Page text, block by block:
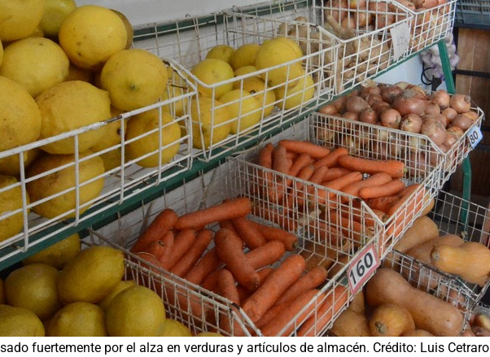
fuertemente por el alza en verduras y artículos de almacén. Crédito: Luis Cetraro